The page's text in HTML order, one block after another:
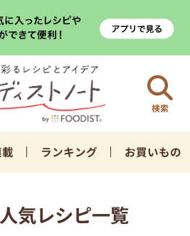
検索
ランキング お買いもの
気レシピ一覧